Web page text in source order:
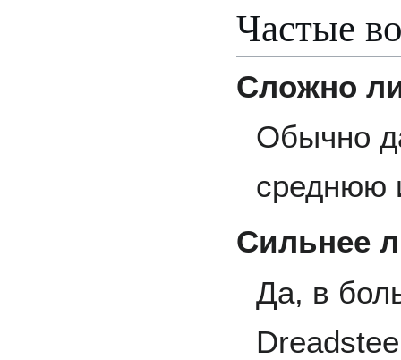
Частые
Сложно
Обычно
среднюю
Сильнее
Да, в